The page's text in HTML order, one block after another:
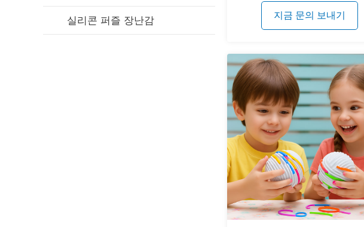
실리콘 빨대
실리콘 반려동물 발 세척 컵
실리콘 퍼즐 장난감
지금 문의 보내기